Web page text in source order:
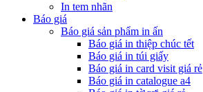
In tem nhãn
Báo giá
Báo giá sản phẩm in ấn
Báo giá in thiệp chúc tết
Báo giá in túi giấy
Báo giá in card visit giá rẻ
Báo giá in catalogue a4